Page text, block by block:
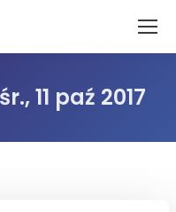
śr., 11 paź 2017